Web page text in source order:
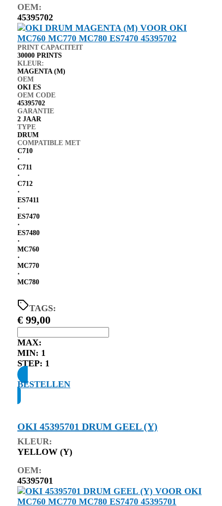
OEM:
45395702
PRINT CAPACITEIT
30000 PRINTS
KLEUR:
MAGENTA (M)
OEM
OKI ES
OEM CODE
45395702
GARANTIE
2 JAAR
TYPE
DRUM
COMPATIBLE MET
C710
⋅
C711
⋅
C712
⋅
ES7411
⋅
ES7470
⋅
ES7480
⋅
MC760
⋅
MC770
⋅
MC780
TAGS:
€ 99,00
MAX:
MIN: 1
STEP: 1
BESTELLEN
OKI 45395701 DRUM GEEL (Y)
KLEUR:
YELLOW (Y)
OEM:
45395701